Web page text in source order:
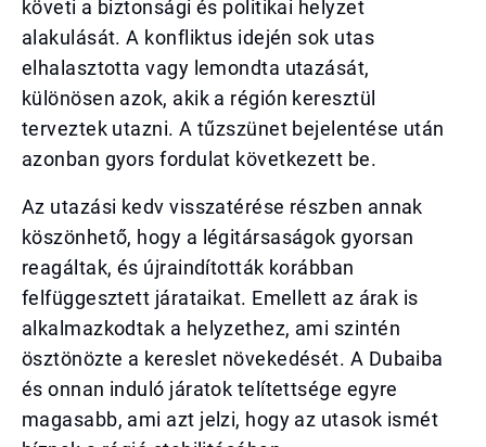
követi a biztonsági és politikai helyzet
alakulását. A konfliktus idején sok utas
elhalasztotta vagy lemondta utazását,
különösen azok, akik a régión keresztül
terveztek utazni. A tűzszünet bejelentése után
azonban gyors fordulat következett be.
Az utazási kedv visszatérése részben annak
köszönhető, hogy a légitársaságok gyorsan
reagáltak, és újraindították korábban
felfüggesztett járataikat. Emellett az árak is
alkalmazkodtak a helyzethez, ami szintén
ösztönözte a kereslet növekedését. A Dubaiba
és onnan induló járatok telítettsége egyre
magasabb, ami azt jelzi, hogy az utasok ismét